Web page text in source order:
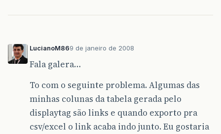
LucianoM869 de janeiro de 2008
Fala galera…
To com o seguinte problema. Algumas das
minhas colunas da tabela gerada pelo
displaytag são links e quando exporto pra
csv/excel o link acaba indo junto. Eu gostaria